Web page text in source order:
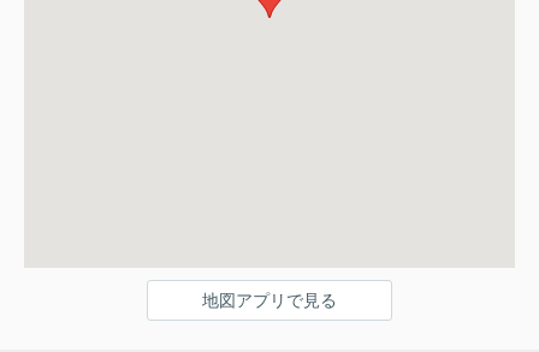
地図アプリで見る